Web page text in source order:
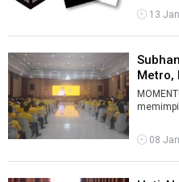
mulai
13
Metro,
Subha ...
08